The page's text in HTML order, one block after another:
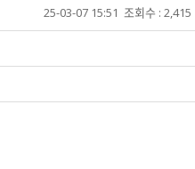
조회수 : 2,415
25-03-07 15:51